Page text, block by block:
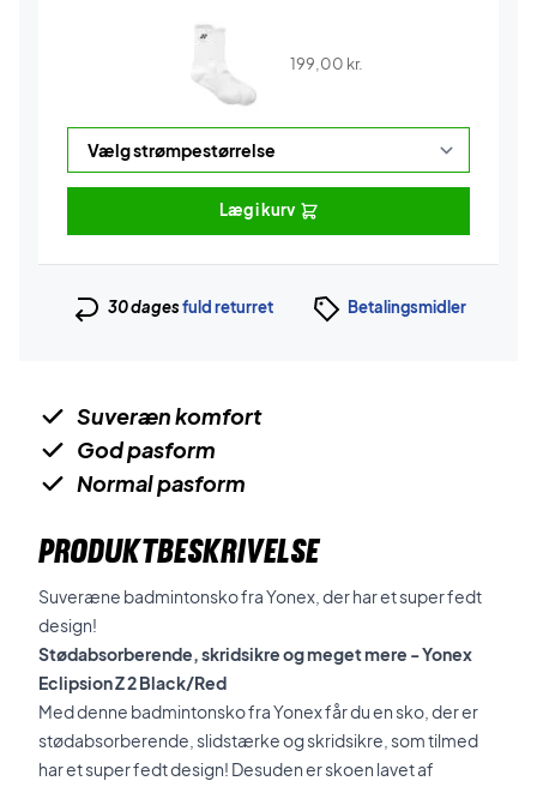
199,00 kr.
Læg i kurv
30 dagesfuld returret Betalingsmidler
Suveræn komfort
God pasform
Normal pasform
PRODUKTBESKRIVELSE
Suveræne badmintonsko fra Yonex, der har et super fedt
design!
Stødabsorberende, skridsikre og meget mere - Yonex
Eclipsion Z 2 Black/Red
Med denne badmintonsko fra Yonex får du en sko, der er
stødabsorberende, slidstærke og skridsikre, som tilmed
har et super fedt design! Desuden er skoen lavet af